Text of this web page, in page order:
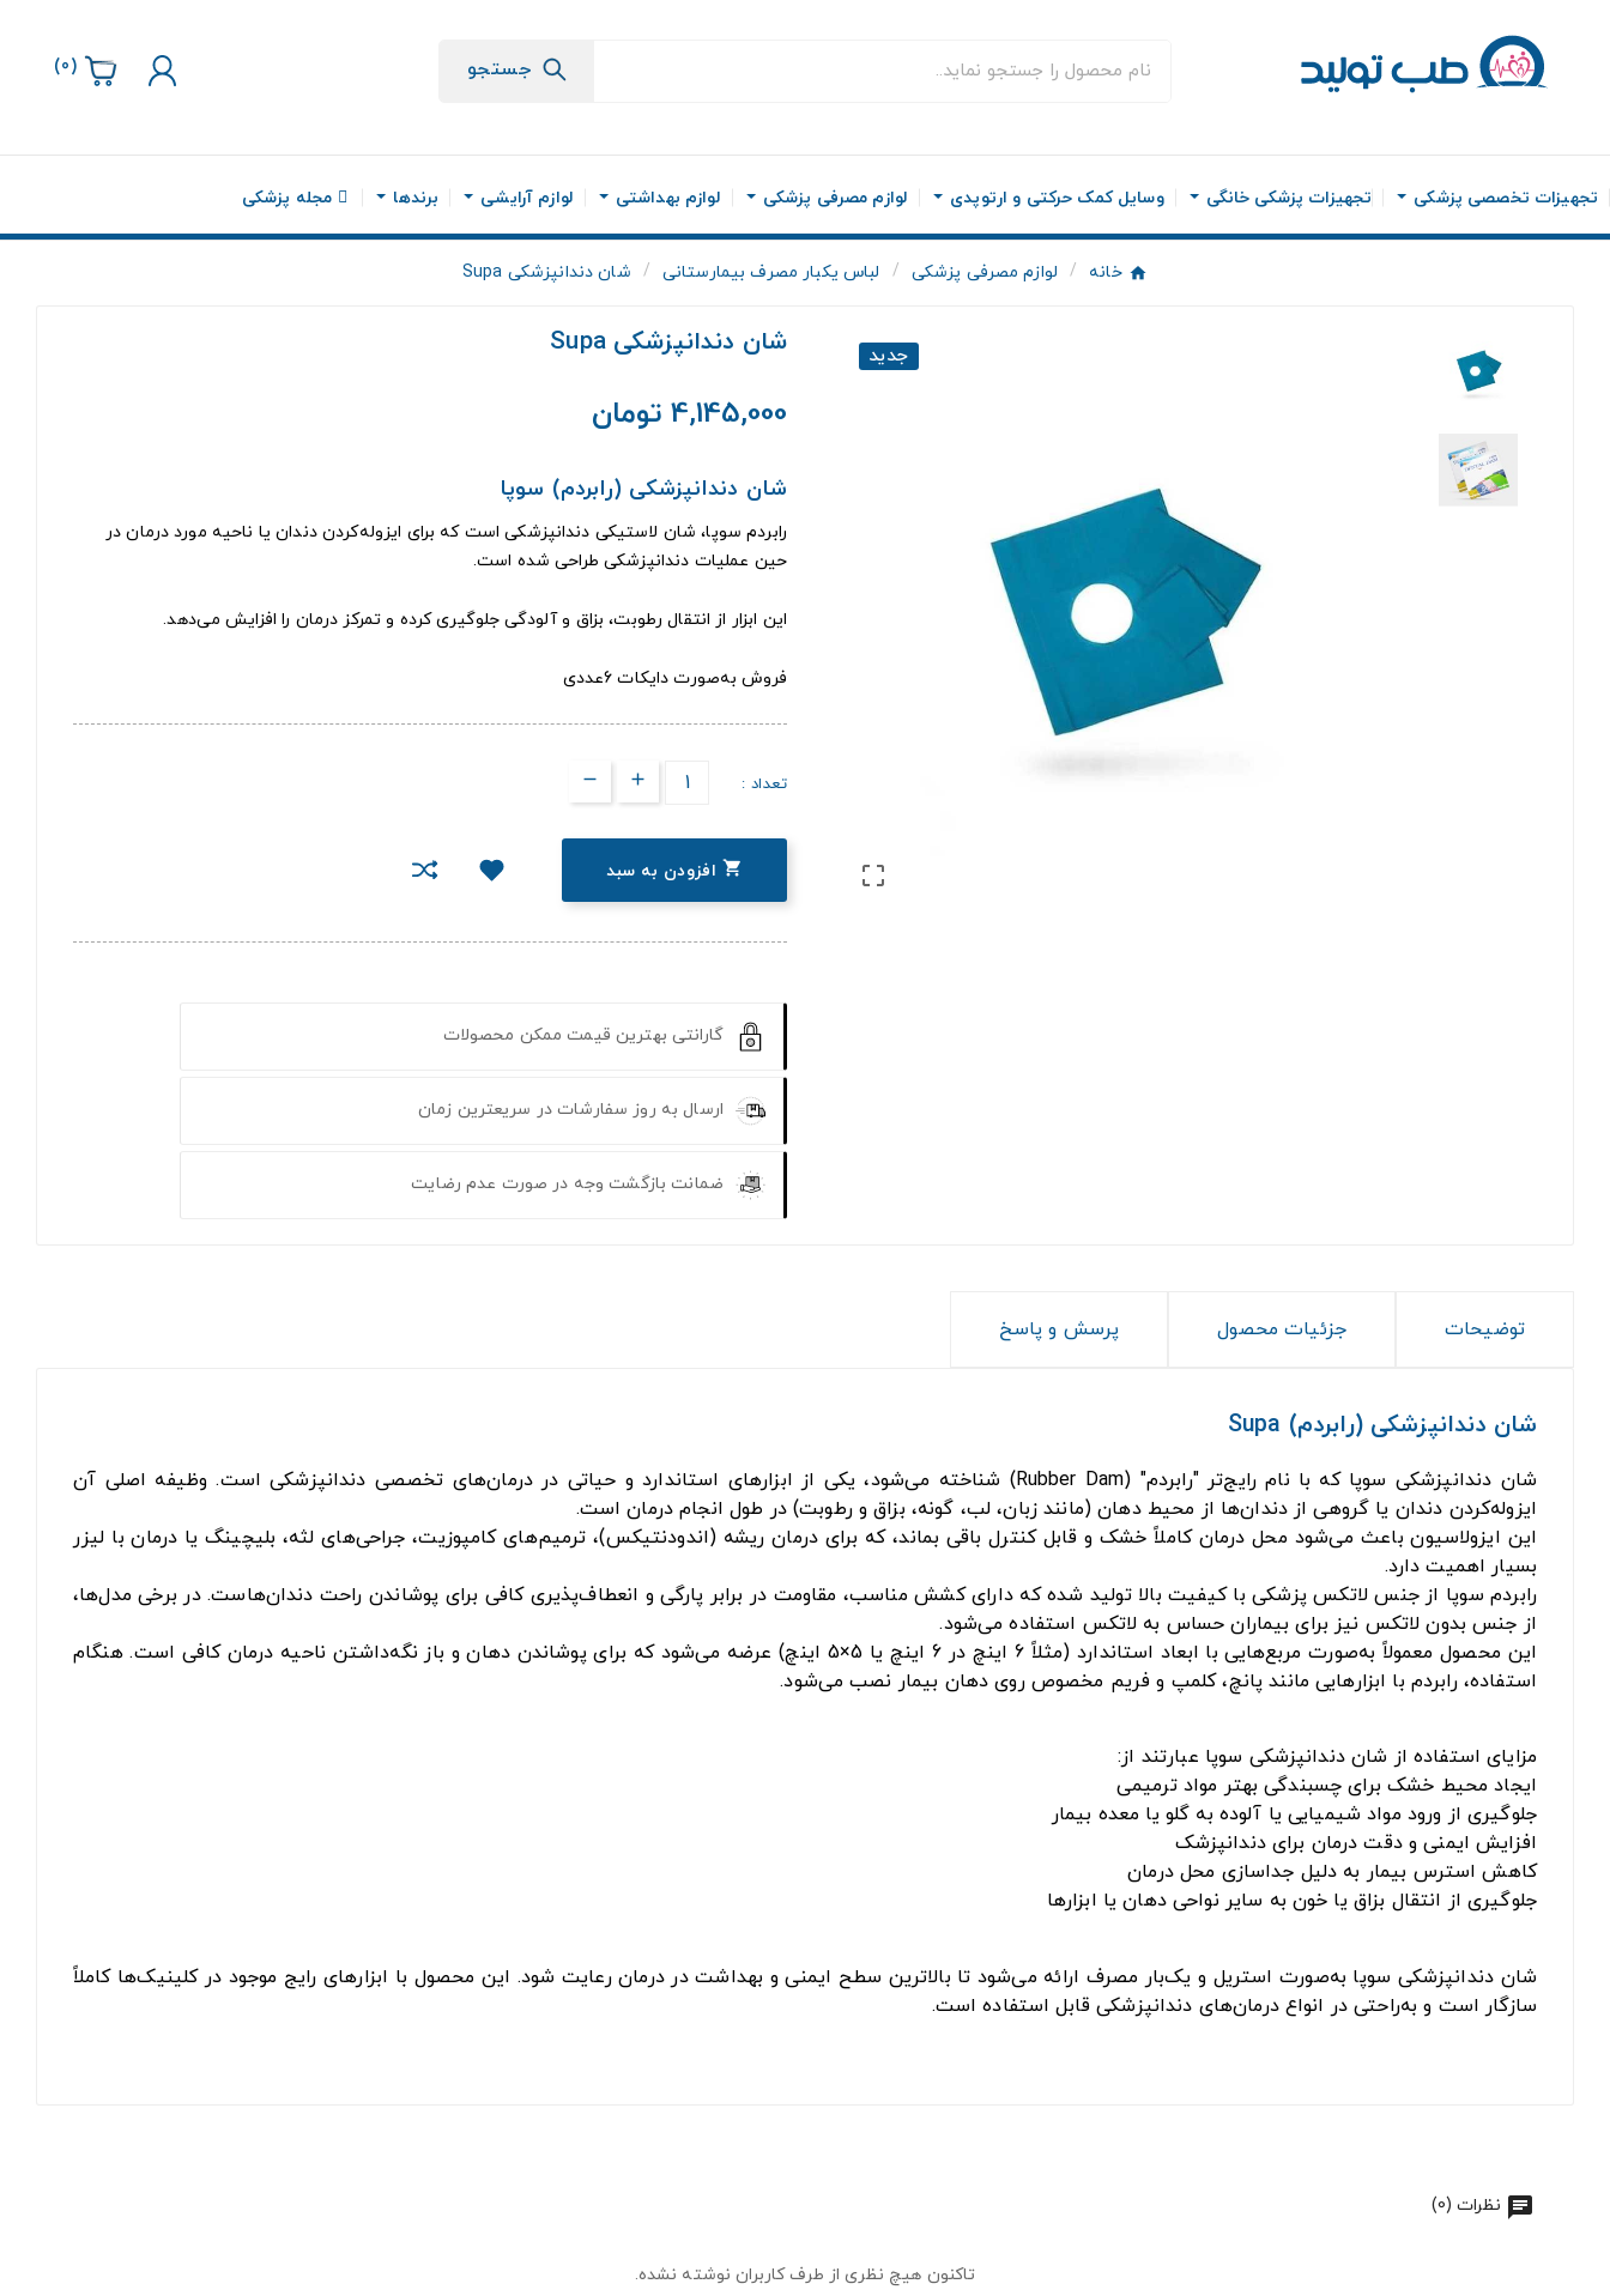
جستجو (
0
)
تجهیزات تخصصی پزشکی تجهیزات پزشکی خانگی وسایل کمک حرکتی و ارتوپدی لوازم مصرفی پزشکی لوازم بهداشتی لوازم آرایشی برندها مجله پزشکی
خانه لوازم مصرفی پزشکی لباس یکبار مصرف بیمارستانی شان دندانپزشکی Supa
جدید

شان دندانپزشکی Supa
4,145,000 تومان
شان دندانپزشکی (رابردم) سوپا
رابردم سوپا، شان لاستیکی دندانپزشکی است که برای ایزوله‌کردن دندان یا ناحیه مورد درمان در
حین عملیات دندانپزشکی طراحی شده است.
این ابزار از انتقال رطوبت، بزاق و آلودگی جلوگیری کرده و تمرکز درمان را افزایش می‌دهد.
فروش به‌صورت دایکات 6عددی
تعداد :
 افزودن به سبد
گارانتی بهترین قیمت ممکن محصولات
ارسال به روز سفارشات در سریعترین زمان
ضمانت بازگشت وجه در صورت عدم رضایت
توضیحات جزئیات محصول پرسش و پاسخ
شان دندانپزشکی (رابردم) Supa
شان دندانپزشکی سوپا که با نام رایج‌تر "رابردم" (Rubber Dam) شناخته می‌شود، یکی از ابزارهای استاندارد و حیاتی در درمان‌های تخصصی دندانپزشکی است. وظیفه اصلی آن
ایزوله‌کردن دندان یا گروهی از دندان‌ها از محیط دهان (مانند زبان، لب، گونه، بزاق و رطوبت) در طول انجام درمان است.
این ایزولاسیون باعث می‌شود محل درمان کاملاً خشک و قابل کنترل باقی بماند، که برای درمان ریشه (اندودنتیکس)، ترمیم‌های کامپوزیت، جراحی‌های لثه، بلیچینگ یا درمان با لیزر
بسیار اهمیت دارد.
رابردم سوپا از جنس لاتکس پزشکی با کیفیت بالا تولید شده که دارای کشش مناسب، مقاومت در برابر پارگی و انعطاف‌پذیری کافی برای پوشاندن راحت دندان‌هاست. در برخی مدل‌ها،
از جنس بدون لاتکس نیز برای بیماران حساس به لاتکس استفاده می‌شود.
این محصول معمولاً به‌صورت مربع‌هایی با ابعاد استاندارد (مثلاً 6 اینچ در 6 اینچ یا 5×5 اینچ) عرضه می‌شود که برای پوشاندن دهان و باز نگه‌داشتن ناحیه درمان کافی است. هنگام
استفاده، رابردم با ابزارهایی مانند پانچ، کلمپ و فریم مخصوص روی دهان بیمار نصب می‌شود.
مزایای استفاده از شان دندانپزشکی سوپا عبارتند از:
ایجاد محیط خشک برای چسبندگی بهتر مواد ترمیمی
جلوگیری از ورود مواد شیمیایی یا آلوده به گلو یا معده بیمار
افزایش ایمنی و دقت درمان برای دندانپزشک
کاهش استرس بیمار به دلیل جداسازی محل درمان
جلوگیری از انتقال بزاق یا خون به سایر نواحی دهان یا ابزارها
شان دندانپزشکی سوپا به‌صورت استریل و یک‌بار مصرف ارائه می‌شود تا بالاترین سطح ایمنی و بهداشت در درمان رعایت شود. این محصول با ابزارهای رایج موجود در کلینیک‌ها کاملاً
سازگار است و به‌راحتی در انواع درمان‌های دندانپزشکی قابل استفاده است.
نظرات (0)
تاکنون هیچ نظری از طرف کاربران نوشته نشده.